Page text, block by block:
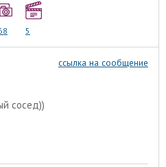
5
ссылка на сообщение
сосед))